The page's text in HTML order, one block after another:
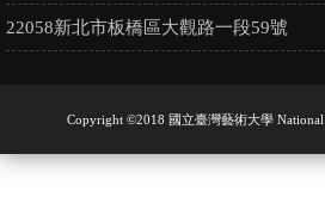
22058新北市板橋區大觀路一段59號
Copyright ©2018 國立臺灣藝術大學